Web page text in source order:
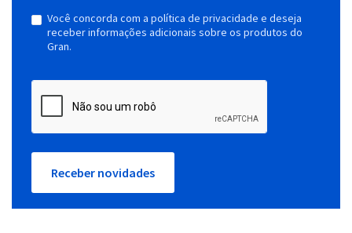
Você concorda com a política de privacidade e deseja
receber informações adicionais sobre os produtos do
Gran.
Receber novidades